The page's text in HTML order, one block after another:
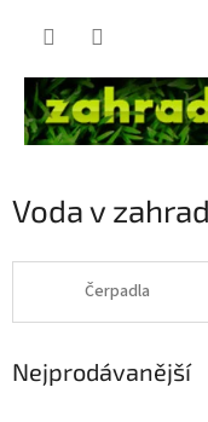
Voda v
Čerpadla
Nejprodávanější